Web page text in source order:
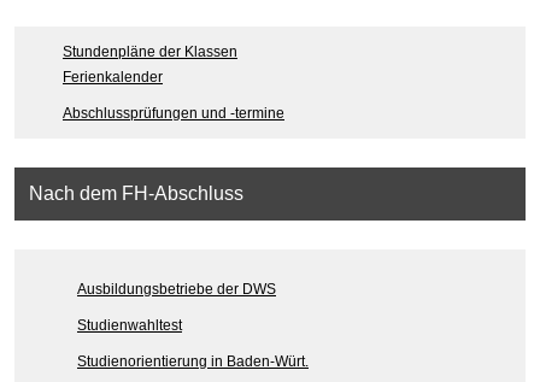
Stundenpläne der Klassen
Ferienkalender
Abschlussprüfungen und -termine
Nach dem FH-Abschluss
Ausbildungsbetriebe der DWS
Studienwahltest
Studienorientierung in Baden-Würt.